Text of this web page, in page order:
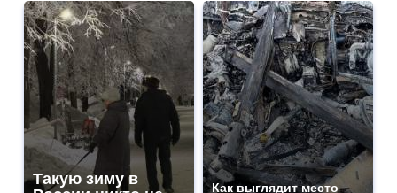
Такую зиму в
Как выглядит место